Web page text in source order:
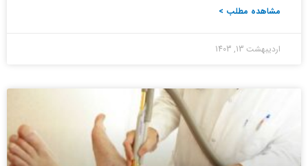
مشاهده مطلب >
اردیبهشت 13, 1403